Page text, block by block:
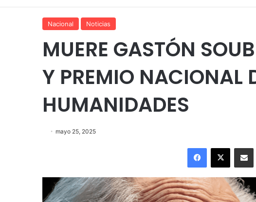
Nacional Noticias
MUERE GASTÓN
Y PREMIO NACIONAL
HUMANIDADES
mayo 25, 2025
Facebook
X